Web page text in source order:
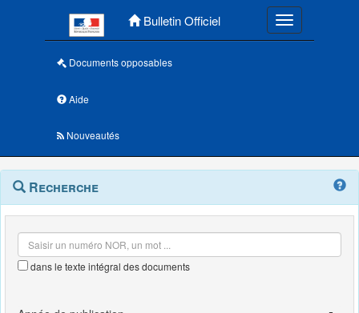
Bulletin Officiel Toggle
Documents opposables
Aide
Nouveautés
Navigation
outils
Menu
contextuel
Recherche
dans le texte intégral des documents